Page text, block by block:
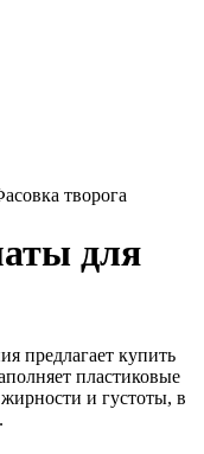
творога
для
предлагает купить
пластиковые
и густоты, в